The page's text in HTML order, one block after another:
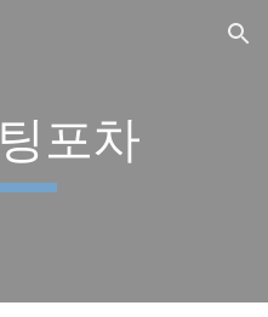
Skip to navigation
포차